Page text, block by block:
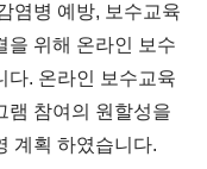
염병 예방, 보수교육
을 위해 온라인 보수
다. 온라인 보수교육
램 참여의 원할성을
계획 하였습니다.